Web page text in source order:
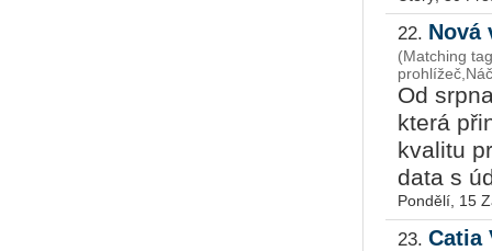
22. Nová
(Matching
Od
která
kvalitu
data s
Pondělí, 15
23. Catia